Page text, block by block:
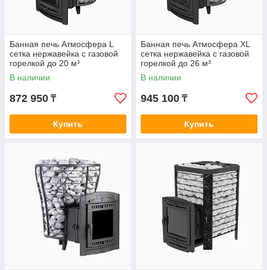
Банная печь Атмосфера L
сетка нержавейка c газовой
горелкой до 20 м³
В наличии
872 950 ₸
Купить
Банная печь Атмосфера XL
сетка нержавейка c газовой
горелкой до 26 м³
В наличии
945 100 ₸
Купить